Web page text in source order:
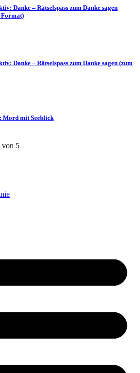
Danke – Rätselspass zum Danke sagen
Format)
Danke – Rätselspass zum Danke sagen (zum
mit Seeblick
von 5